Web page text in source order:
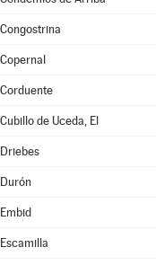
Congostrina
Copernal
Corduente
Cubillo de Uceda, El
Driebes
Durón
Embid
Escamilla